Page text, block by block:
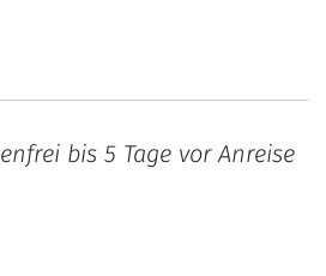
bis 5 Tage vor Anreise